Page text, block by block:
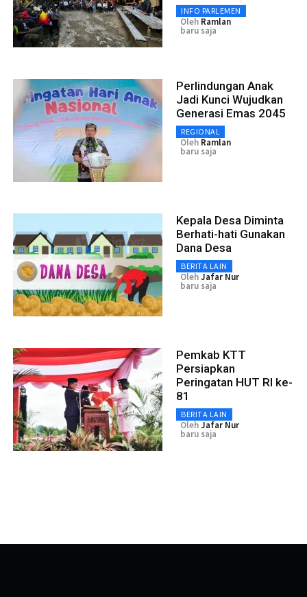
INFO PARLEMEN
Oleh Ramlan
baru saja
Perlindungan Anak
Jadi Kunci Wujudkan
Generasi Emas 2045
REGIONAL
Oleh Ramlan
baru saja
Kepala Desa Diminta
Berhati-hati Gunakan
Dana Desa
BERITA LAIN
OlehJafar Nur
baru saja
Pemkab KTT
Persiapkan
Peringatan HUT RI ke-
81
BERITA LAIN
OlehJafar Nur
baru saja